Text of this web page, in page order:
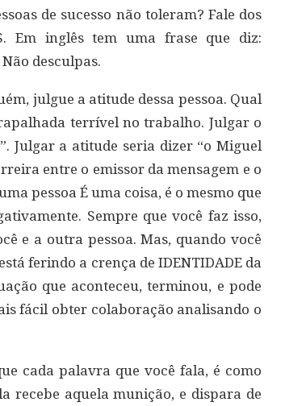
de sucesso não toleram? Fale dos
Em inglês tem uma frase que diz:
Não desculpas.
julgue a atitude dessa pessoa. Qual
terrível no trabalho. Julgar o
Julgar a atitude seria dizer “o Miguel
entre o emissor da mensagem e o
pessoa É uma coisa, é o mesmo que
Sempre que você faz isso,
e a outra pessoa. Mas, quando você
ferindo a crença de IDENTIDADE da
que aconteceu, terminou, e pode
fácil obter colaboração analisando o
cada palavra que você fala, é como
recebe aquela munição, e dispara de